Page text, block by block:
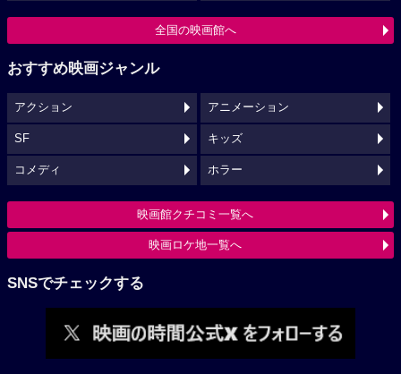
全国の映画館へ
おすすめ映画ジャンル
アクション アニメーション
SF キッズ
コメディ ホラー
映画館クチコミ一覧へ
映画ロケ地一覧へ
SNSでチェックする